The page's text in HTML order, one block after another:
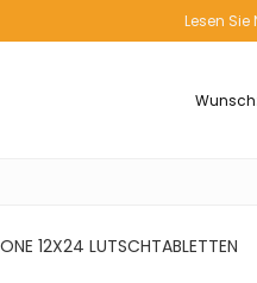
Lesen
12X24 LUTSCHTABLETTEN